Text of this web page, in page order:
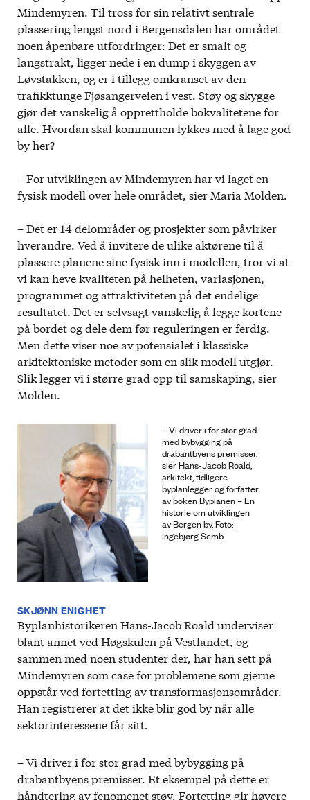
Mindemyren. Til tross for sin relativt sentrale
plassering lengst nord i Bergensdalen har området
noen åpenbare utfordringer: Det er smalt og
langstrakt, ligger nede i en dump i skyggen av
Løvstakken, og er i tillegg omkranset av den
trafikktunge Fjøsangerveien i vest. Støy og skygge
gjør det vanskelig å opprettholde bokvalitetene for
alle. Hvordan skal kommunen lykkes med å lage god
by her?
– For utviklingen av Mindemyren har vi laget en
fysisk modell over hele området, sier Maria Molden.
– Det er 14 delområder og prosjekter som påvirker
hverandre. Ved å invitere de ulike aktørene til å
plassere planene sine fysisk inn i modellen, tror vi at
vi kan heve kvaliteten på helheten, variasjonen,
programmet og attraktiviteten på det endelige
resultatet. Det er selvsagt vanskelig å legge kortene
på bordet og dele dem før reguleringen er ferdig.
Men dette viser noe av potensialet i klassiske
arkitektoniske metoder som en slik modell utgjør.
Slik legger vi i større grad opp til samskaping, sier
Molden.
– Vi driver i for stor grad
med bybygging på
drabantbyens premisser,
sier Hans-Jacob Roald,
arkitekt, tidligere
byplanlegger og forfatter
av boken Byplanen – En
historie om utviklingen
av Bergen by. Foto:
Ingebjørg Semb
SKJØNN ENIGHET
Byplanhistorikeren Hans-Jacob Roald underviser
blant annet ved Høgskulen på Vestlandet, og
sammen med noen studenter der, har han sett på
Mindemyren som case for problemene som gjerne
oppstår ved fortetting av transformasjonsområder.
Han registrerer at det ikke blir god by når alle
sektorinteressene får sitt.
– Vi driver i for stor grad med bybygging på
drabantbyens premisser. Et eksempel på dette er
håndtering av fenomenet støy. Fortetting gir høyere